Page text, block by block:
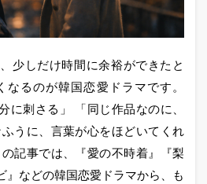
少しだけ時間に余裕ができたと
なるのが韓国恋愛ドラマです。
に刺さる」 「同じ作品なのに、
うに、言葉が心をほどいてくれ
記事では、『愛の不時着』『梨
』などの韓国恋愛ドラマから、も